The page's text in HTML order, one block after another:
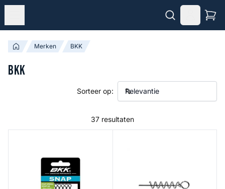
Merken BKK
BKK
37 resultaten
Sorteer op: